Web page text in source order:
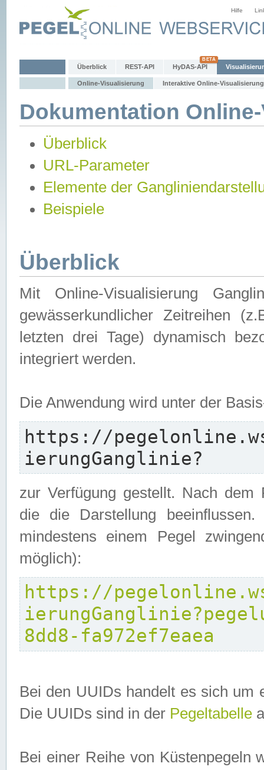
Hilfe
Überblick REST-API HyDAS-API
Online-Visualisierung Interaktive Online-Visualisierung
Dokumentation
Überblick
URL-Parameter
Elemente der
Beispiele
Überblick
Mit Online-Visualisierung
gewässerkundlicher Zeitreihen
letzten drei Tage) dynamisch
integriert werden.
Die Anwendung wird unter der
https://
ierungGanglinie?
zur Verfügung gestellt. Nach dem
die die Darstellung
mindestens einem Pegel
möglich):
https://
8dd8-fa972ef7eaea
Bei den UUIDs handelt es sich um
Die UUIDs sind in der Pegeltabelle
Bei einer Reihe von Küstenpegeln